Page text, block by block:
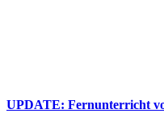
UPDATE: Fernunterricht